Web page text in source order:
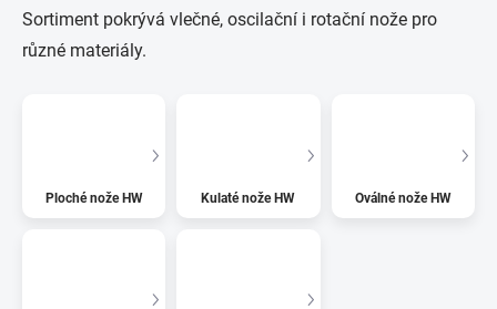
Sortiment pokrývá vlečné, oscilační i rotační nože pro
různé materiály.
Ploché nože HW Kulaté nože HW Oválné nože HW